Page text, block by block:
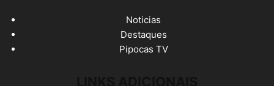
Noticias
Destaques
Pipocas TV